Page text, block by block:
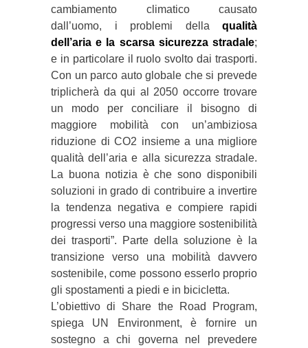
cambiamento climatico causato
dall’uomo, i problemi della qualità
dell’aria e la scarsa sicurezza stradale;
e in particolare il ruolo svolto dai trasporti.
Con un parco auto globale che si prevede
triplicherà da qui al 2050 occorre trovare
un modo per conciliare il bisogno di
maggiore mobilità con un’ambiziosa
riduzione di CO2 insieme a una migliore
qualità dell’aria e alla sicurezza stradale.
La buona notizia è che sono disponibili
soluzioni in grado di contribuire a invertire
la tendenza negativa e compiere rapidi
progressi verso una maggiore sostenibilità
dei trasporti”. Parte della soluzione è la
transizione verso una mobilità davvero
sostenibile, come possono esserlo proprio
gli spostamenti a piedi e in bicicletta.
L’obiettivo di Share the Road Program,
spiega UN Environment, è fornire un
sostegno a chi governa nel prevedere